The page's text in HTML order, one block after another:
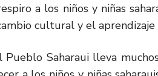
a los niños y niñas
cultural y el aprendizaje
Saharaui lleva